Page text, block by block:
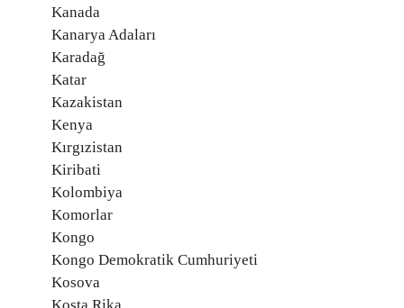
Kanada
Kanarya Adaları
Karadağ
Katar
Kazakistan
Kenya
Kırgızistan
Kiribati
Kolombiya
Komorlar
Kongo
Kongo Demokratik Cumhuriyeti
Kosova